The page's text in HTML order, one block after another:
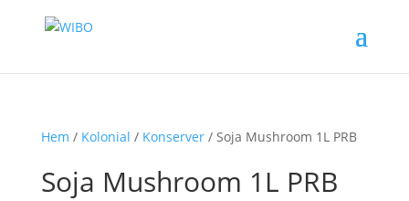
Hem / Kolonial / Konserver/ Soja Mushroom 1L PRB
Soja Mushroom 1L PRB